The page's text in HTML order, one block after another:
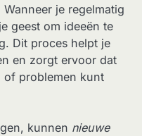
je regelmatig
geest om ideeën te
Dit proces helpt je
en zorgt ervoor dat
of problemen kunt
kunnen nieuwe